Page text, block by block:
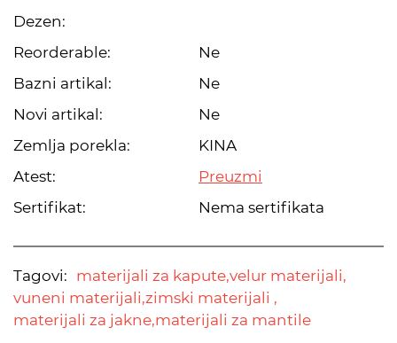
Dezen:
Reorderable:
Ne
Bazni artikal:
Ne
Novi artikal:
Ne
Zemlja porekla:
KINA
Atest:
Preuzmi
Sertifikat:
Nema sertifikata
Tagovi: materijali za kapute,velur materijali,
vuneni materijali,zimski materijali ,
materijali za jakne,materijali za mantile